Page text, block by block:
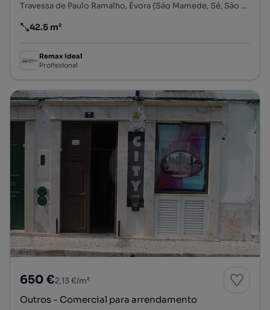
Travessa de Paulo Ramalho, Évora (São Mamede, Sé, São Pedro e Santo Antão), Évora, Évora
Preço por metro quadrado
42.5 m²
Remax Ideal
Profissional
650 €2,13 €/m²
Outros - Comercial para arrendamento